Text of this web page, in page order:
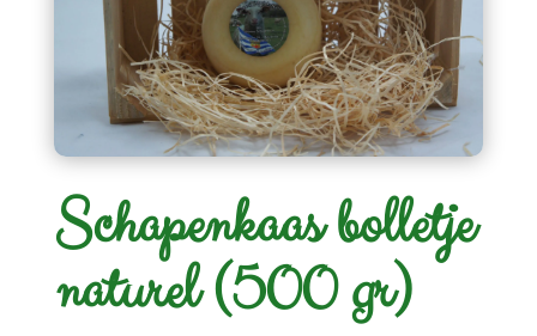
Schapenkaas bolletje
naturel (500 gr)